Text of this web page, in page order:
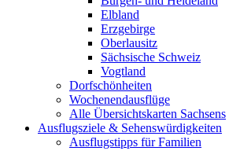
Elbland
Erzgebirge
Oberlausitz
Sächsische Schweiz
Vogtland
Dorfschönheiten
Wochenendausflüge
Alle Übersichtskarten Sachsens
Ausflugsziele & Sehenswürdigkeiten
Ausflugstipps für Familien